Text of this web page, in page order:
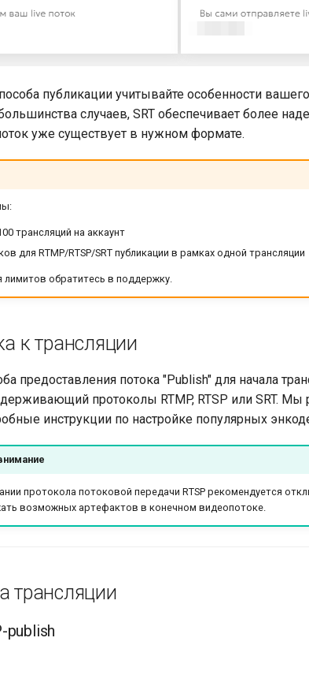
публикации учитывайте особенности
случаев, SRT обеспечивает более
уже существует в нужном формате.
трансляций на аккаунт
для RTMP/RTSP/SRT публикации в рамках одной трансляции
лимитов обратитесь в поддержку.
к трансляции
предоставления потока "Publish" для начала
протоколы RTMP, RTSP или SRT.
инструкции по настройке популярных
протокола потоковой передачи RTSP рекомендуется
возможных артефактов в конечном видеопотоке.
трансляции
publish